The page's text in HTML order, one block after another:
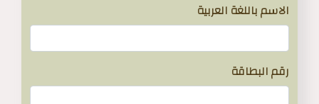
الاسم باللغة العربية
رقم البطاقة